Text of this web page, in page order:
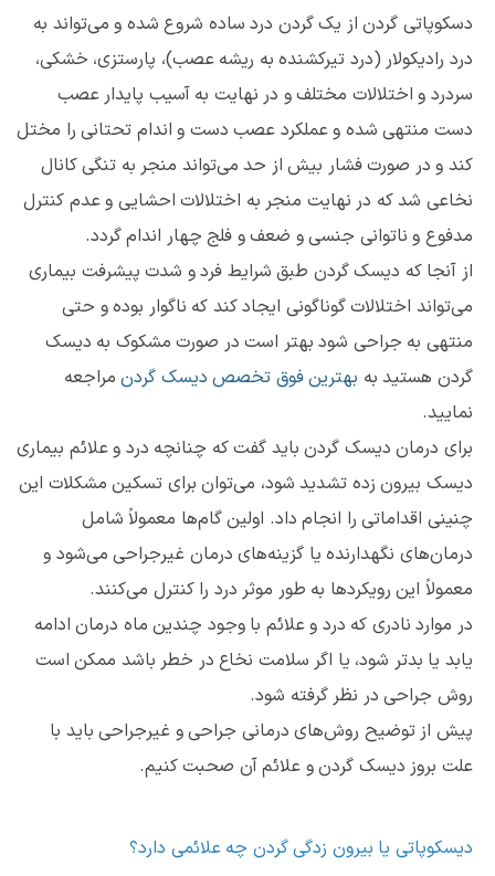
دسکوپاتی گردن از یک گردن درد ساده شروع شده و می‌تواند به
درد رادیکولار (درد تیرکشنده به ریشه عصب)، پارستزی، خشکی،
سردرد و اختلالات مختلف و در نهایت به آسیب پایدار عصب
دست منتهی شده و عملکرد عصب دست و اندام تحتانی را مختل
کند و در صورت فشار بیش از حد می‌تواند منجر به تنگی کانال
نخاعی شد که در نهایت منجر به اختلالات احشایی و عدم کنترل
مدفوع و ناتوانی جنسی و ضعف و فلج چهار اندام گردد.
از آنجا که دیسک گردن طبق شرایط فرد و شدت پیشرفت بیماری
می‌تواند اختلالات گوناگونی ایجاد کند که ناگوار بوده و حتی
منتهی به جراحی شود بهتر است در صورت مشکوک به دیسک
گردن هستید به بهترین فوق تخصص دیسک گردنمراجعه
نمایید.
برای درمان دیسک گردن باید گفت که چنانچه درد و علائم بیماری
دیسک بیرون زده تشدید شود، می‌توان برای تسکین مشکلات این
چنینی اقداماتی را انجام داد. اولین گام‌ها معمولاً شامل
درمان‌های نگهدارنده یا گزینه‌های درمان غیرجراحی می‌شود و
معمولاً این رویکردها به طور موثر درد را کنترل می‌کنند.
در موارد نادری که درد و علائم با وجود چندین ماه درمان ادامه
یابد یا بدتر شود، یا اگر سلامت نخاع در خطر باشد ممکن است
روش جراحی در نظر گرفته شود.
پیش از توضیح روش‌های درمانی جراحی و غیرجراحی باید با
علت بروز دیسک گردن و علائم آن صحبت کنیم.
دیسکوپاتی یا بیرون زدگی گردن چه علائمی دارد؟